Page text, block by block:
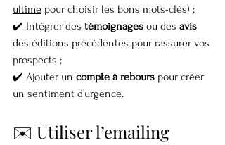
ultime pour choisir les bons mots-clés) ;
✔️ Intégrer des témoignages ou des avis
des éditions précédentes pour rassurer vos
prospects ;
✔️ Ajouter un compte à rebours pour créer
un sentiment d’urgence.
✉️ Utiliser l’emailing